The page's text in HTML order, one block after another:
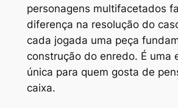
personagens multifacetados
diferença na resolução do
cada jogada uma peça
construção do enredo. É uma
única para quem gosta de
caixa.